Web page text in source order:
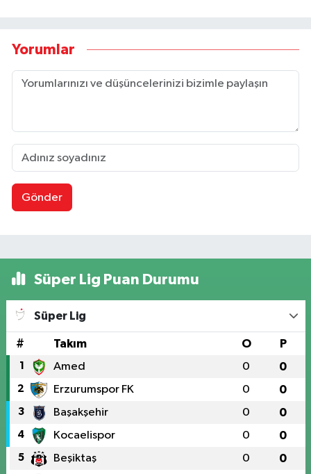
Yorumlar
Gönder
Süper Lig Puan Durumu
Süper Lig
# Takım O P
1 Amed 0 0
2 Erzurumspor FK 0 0
3 Başakşehir 0 0
4 Kocaelispor 0 0
5 Beşiktaş 0 0